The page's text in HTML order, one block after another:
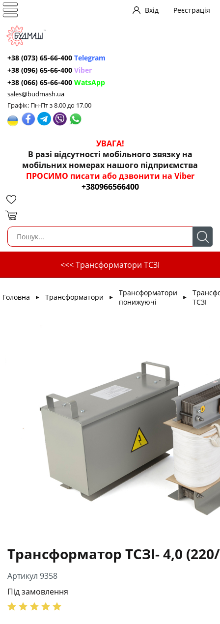
Вхід Реєстрація
+38 (073) 65-66-400 Telegram
+38 (096) 65-66-400 Viber
+38 (066) 65-66-400 WatsApp
sales@budmash.ua
Графік: Пн-Пт з 8.00 до 17.00
УВАГА!
В разі відсутності мобільного звязку на
мобільних номерах нашого підприємства
ПРОСИМО писати або дзвонити на Viber
+380966566400
<<< Трансформатори ТСЗІ
Головна ► Трансформатори ►
Трансформатори
понижуючі
►
ТСЗІ
Трансформатор ТСЗІ- 4,0
Артикул 9358
Під замовлення